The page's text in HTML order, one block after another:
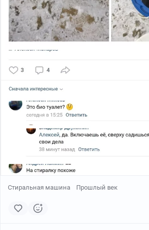
Стиральная машина Прошлый век